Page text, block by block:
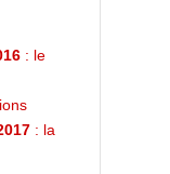
: le
: la